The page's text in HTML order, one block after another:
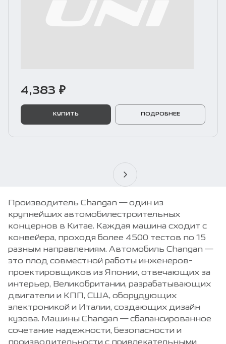
4,383 ₽
КУПИТЬ ПОДРОБНЕЕ
Производитель Changan — один из
крупнейших автомобилестроительных
концернов в Китае. Каждая машина сходит с
конвейера, проходя более 4500 тестов по 15
разным направлениям. Автомобиль Changan —
это плод совместной работы инженеров-
проектировщиков из Японии, отвечающих за
интерьер, Великобритании, разрабатывающих
двигатели и КПП, США, оборудующих
электроникой и Италии, создающих дизайн
кузова. Машины Changan — сбалансированное
сочетание надежности, безопасности и
производительности с привлекательными